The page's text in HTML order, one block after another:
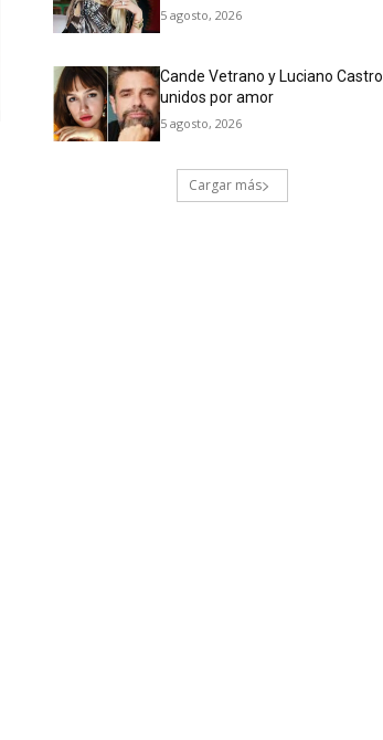
5 agosto, 2026
Cande Vetrano y Luciano Castro
unidos por amor
5 agosto, 2026
Cargar más